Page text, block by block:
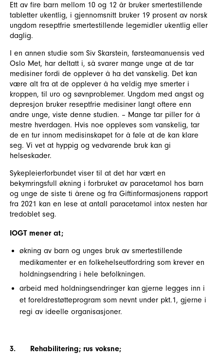
Ett av fire barn mellom 10 og 12 år bruker smertestillende
tabletter ukentlig, i gjennomsnitt bruker 19 prosent av norsk
ungdom reseptfrie smertestillende legemidler ukentlig eller
daglig.
I en annen studie som Siv Skarstein, førsteamanuensis ved
Oslo Met, har deltatt i, så svarer mange unge at de tar
medisiner fordi de opplever å ha det vanskelig. Det kan
være alt fra at de opplever å ha veldig mye smerter i
kroppen, til uro og søvnproblemer. Ungdom med angst og
depresjon bruker reseptfrie medisiner langt oftere enn
andre unge, viste denne studien. – Mange tar piller for å
mestre hverdagen. Hvis noe oppleves som vanskelig, tar
de en tur innom medisinskapet for å føle at de kan klare
seg. Vi vet at hyppig og vedvarende bruk kan gi
helseskader.
Sykepleierforbundet viser til at det har vært en
bekymringsfull økning i forbruket av paracetamol hos barn
og unge de siste ti årene og fra Giftinformasjonens rapport
fra 2021 kan en lese at antall paracetamol intox nesten har
tredoblet seg.
IOGT mener at;
økning av barn og unges bruk av smertestillende
medikamenter er en folkehelseutfordring som krever en
holdningsendring i hele befolkningen.
arbeid med holdningsendringer kan gjerne legges inn i
et foreldrestøtteprogram som nevnt under pkt.1, gjerne i
regi av ideelle organisasjoner.
3. Rehabilitering; rus voksne;